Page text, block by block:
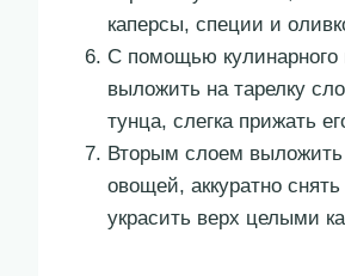
каперсы, специи и
С помощью кулинарного
выложить на тарелку
тунца, слегка прижать
Вторым слоем
овощей, аккуратно
украсить верх целыми